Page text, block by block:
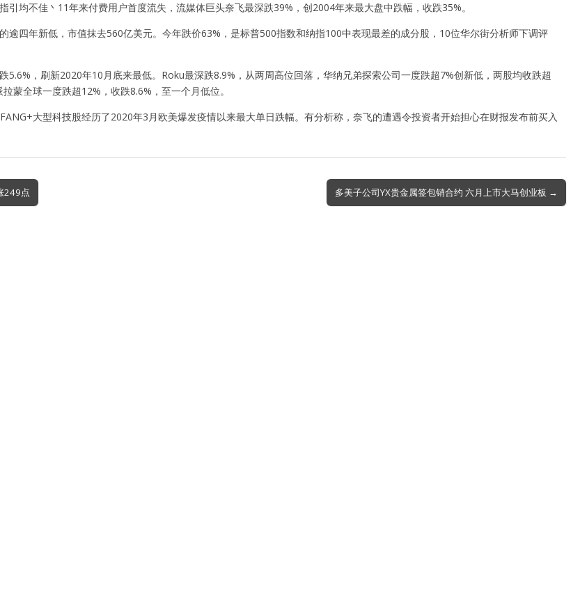
引均不佳丶11年来付费用户首度流失，流媒体巨头奈飞最深跌39%，创2004年来最大盘中跌幅，收跌35%。
逾四年新低，市值抹去560亿美元。今年跌价63%，是标普500指数和纳指100中表现最差的成分股，10位华尔街分析师下调评
5.6%，刷新2020年10月底来最低。Roku最深跌8.9%，从两周高位回落，华纳兄弟探索公司一度跌超7%创新低，两股均收跌超
蒙全球一度跌超12%，收跌8.6%，至一个月低位。
大型科技股经历了2020年3月欧美爆发疫情以来最大单日跌幅。有分析称，奈飞的遭遇令投资者开始担心在财报发布前买入
249点 多美子公司YX贵金属签包销合约 六月上市大马创业板 →